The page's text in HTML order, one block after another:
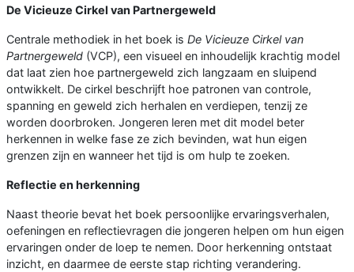
De Vicieuze Cirkel van Partnergeweld
Centrale methodiek in het boek is De Vicieuze Cirkel van
Partnergeweld (VCP), een visueel en inhoudelijk krachtig model
dat laat zien hoe partnergeweld zich langzaam en sluipend
ontwikkelt. De cirkel beschrijft hoe patronen van controle,
spanning en geweld zich herhalen en verdiepen, tenzij ze
worden doorbroken. Jongeren leren met dit model beter
herkennen in welke fase ze zich bevinden, wat hun eigen
grenzen zijn en wanneer het tijd is om hulp te zoeken.
Reflectie en herkenning
Naast theorie bevat het boek persoonlijke ervaringsverhalen,
oefeningen en reflectievragen die jongeren helpen om hun eigen
ervaringen onder de loep te nemen. Door herkenning ontstaat
inzicht, en daarmee de eerste stap richting verandering.